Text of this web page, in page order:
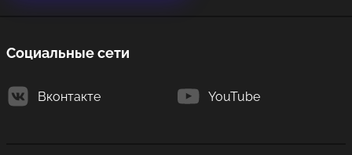
Социальные сети
Вконтакте YouTube